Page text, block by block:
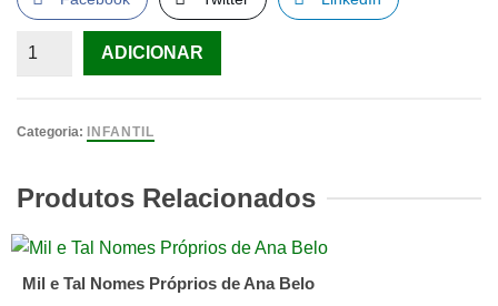
Quantidade
da
e
Bolos
ADICIONAR
Categoria: INFANTIL
Produtos Relacionados
Mil e Tal Nomes Próprios de Ana Belo